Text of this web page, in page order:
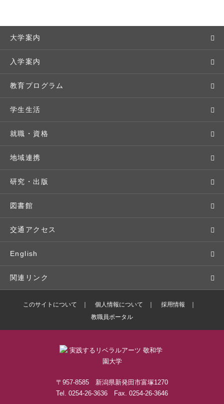
大学案内
敬和学園大学とは
学長メッセージ
教育理念・方針・取り組み
キャンパス・施設設備
交通アクセス
基本情報・情報公開
広報・公聴
入学案内
入学者選抜
オープンキャンパス
Webオープンキャンパス
個別相談（来学・オンライン）
特待生（入学者向け）
パンフレット・資料請求
入学予定者の皆さま
教育プログラム
学部・学科
地域実践
留学プログラム
語学プログラム
教職課程
教員紹介
学修支援の体制
学生生活
キャンパスライフ
年間スケジュール
クラブ・サークル
大学周辺マップ
学生寮
学生支援制度
奨学金・特待生（在学生向け）
就職・資格
就職・進路サポート
資格取得
公務員試験対策
就職実績
社会で活躍する卒業生
地域連携
地域との連携
生涯学習
科目等履修生
社会人・シニア入学
施設・設備の貸し出し
研究・出版
研究者・研究分野
人文社会科学研究所
情報メディア研究所
研究論文
出版物
図書館
交通アクセス
English
関連リンク
バドミントン部ブログ
敬和学園高等学校
このサイトについて 個人情報について
採用情報
教職員ポータル
〒957-8585 新潟県新発田市富塚1270
Tel. 0254-26-3636 Fax. 0254-26-3646